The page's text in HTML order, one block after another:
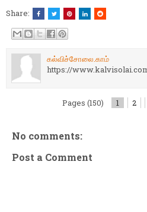
Share:
கல்விச்சோலை.காம்
https://
Pages (150) 1 2
No comments:
Post a Comment